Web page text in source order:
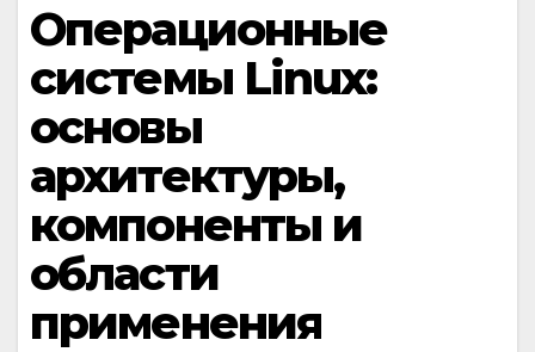
Операционные
системы Linux:
основы
архитектуры,
компоненты и
области
применения